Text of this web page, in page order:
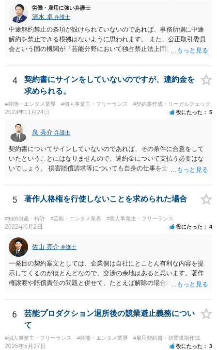
労働・雇用に強い弁護士
清水 卓 弁護士
中途解約禁止の条項が設けられていないのであれば、事務所側に中途
解約を禁止できる根拠はないように思われます。 また、公正取引委員
会という国の機関が「芸能分野において独占禁止法上問題となり得る
活動を⾏えない旨の義務を課し，⼜は移籍・独⽴した場合には芸能活
動を妨害する旨⽰唆して，移籍・独⽴を諦めさせること（優越的地位
の濫⽤等）を例示しています。 ライバー事務所にも同様のことが言え
る可能性があり、あなたのケースでも、独占禁止法上問題となり得ま
す。 ただし、「※これら⾏為が実際に独占禁⽌法違反となるかどうか
は，具体的態様に照らして個別に判断されることとなる。例えば，優
越的地位の濫⽤に関して，不当に不利益を与えるか否かは，課される
義務等の内容や期間が⽬的に照らして過⼤であるか，与える不利益の
程度，代償措置の有無やその⽔準，あらかじめ⼗分な協議が⾏われた
か等を考慮の上，個別具体的に判断される」という指摘もなされてい
るので、ご事案に応じ、挙げられている事情を具体的に検討して行く
必要があります。 なお、退所等で事務所側と揉めるようであれば、弁
護士に直接相談・依頼し、事務所側と交渉にあたってもらう方法もあ
るかと思います。 （参考）「⼈材分野における公正取引委員会の取
組」（令和元年９月２５日 公正取引委員会）６頁 https://www.jftc.g
4
契約書にサインをしていないのですが、違約金を
求められる。
#芸能・エンタメ業界 #個人事業主・フリーランス #契約書作成・リーガルチェック
2023年11月24日 役にたった 5
泉 亮介 弁護士
契約書についてサインしていないのであれば、その条件に合意をして
いたということにはなりませんので、違約金について支払う必要はな
いでしょう。 損害賠償請求等についても自身の仕事を全て処理してか
5 著作人格権を行使しないことを求められた場合
#知的財産・特許 #芸能・エンタメ業界 #個人事業主・フリーランス
2022年6月2日 役にたった 4
佐山 亮介 弁護士
一発目の契約案文としては、企業側は自社にとことん有利な内容を提
示してくるのがほとんどなので、交渉の余地はあると思います。著作
権譲渡や賠償責任の問題と併せて、たとえば解除の場合のクリエータ
ます（実際、民法の原則では一方的な委任契約の解除には、必要に応
じて損害の補償をしなければならないと定められています。） ただ、
そこで「これはうちの定型書式なので変更できない」といった趣旨の
回答があれば、今後の信頼関係の構築を考えても、ご縁がなかったと
して契約を見送られた方が良いように思います。
6
芸能プロダクション退所後の競業避止義務につい
て
#個人事業主・フリーランス #芸能・エンタメ業界 #雇用契約書・就業規則作成
2025年5月27日 役にたった 3